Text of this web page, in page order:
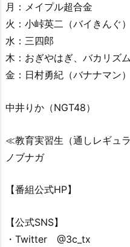
月：メイプル超合金
火：小峠英二（バイきん
水：三四郎
木：おぎやはぎ、バカリ
金：日村勇紀（バナナマン）
中井りか（NGT48）
≪教育実習生（通しレギュ
ノブナガ
【番組公式HP】
【公式SNS】
・Twitter @3c_tx